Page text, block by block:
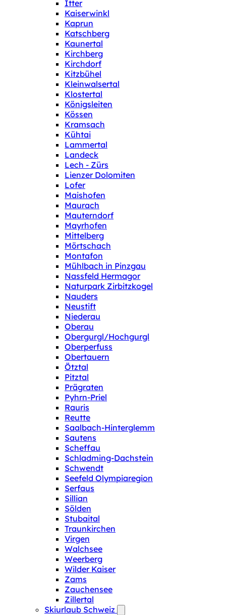
Itter
Kaiserwinkl
Kaprun
Katschberg
Kaunertal
Kirchberg
Kirchdorf
Kitzbühel
Kleinwalsertal
Klostertal
Königsleiten
Kössen
Kramsach
Kühtai
Lammertal
Landeck
Lech - Zürs
Lienzer Dolomiten
Lofer
Maishofen
Maurach
Mauterndorf
Mayrhofen
Mittelberg
Mörtschach
Montafon
Mühlbach in Pinzgau
Nassfeld Hermagor
Naturpark Zirbitzkogel
Nauders
Neustift
Niederau
Oberau
Obergurgl/Hochgurgl
Oberperfuss
Obertauern
Ötztal
Pitztal
Prägraten
Pyhrn-Priel
Rauris
Reutte
Saalbach-Hinterglemm
Sautens
Scheffau
Schladming-Dachstein
Schwendt
Seefeld Olympiaregion
Serfaus
Sillian
Sölden
Stubaital
Traunkirchen
Virgen
Walchsee
Weerberg
Wilder Kaiser
Zams
Zauchensee
Zillertal
Skiurlaub Schweiz